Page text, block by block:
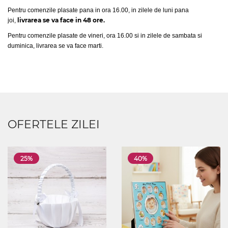
Pentru comenzile plasate pana in ora 16.00, in zilele de luni pana
joi, livrarea se va face in 48 ore.
Pentru comenzile plasate de vineri, ora 16.00 si in zilele de sambata si
duminica, livrarea se va face marti.
OFERTELE ZILEI
25% 40%